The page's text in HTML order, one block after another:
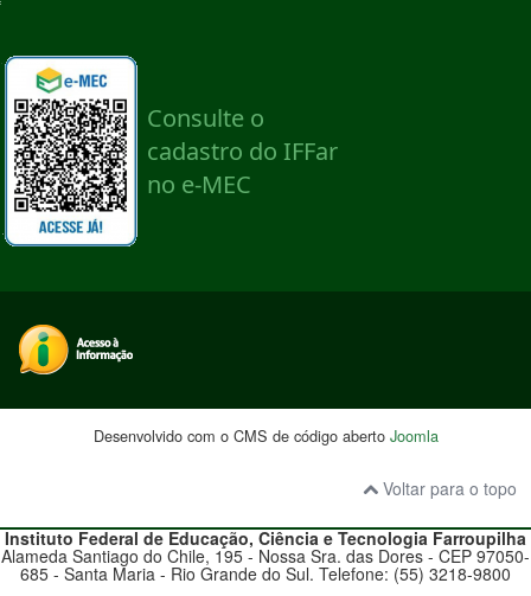
Desenvolvido com o CMS de código aberto Joomla
Voltar para o topo
Instituto Federal de Educação, Ciência e Tecnologia Farroupilha
Alameda Santiago do Chile, 195 - Nossa Sra. das Dores - CEP 97050-
685 - Santa Maria - Rio Grande do Sul. Telefone: (55) 3218-9800